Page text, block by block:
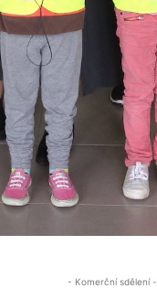
- Komerční sdělení -